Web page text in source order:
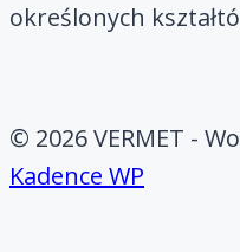
określonych
© 2026 VERMET -
Kadence WP